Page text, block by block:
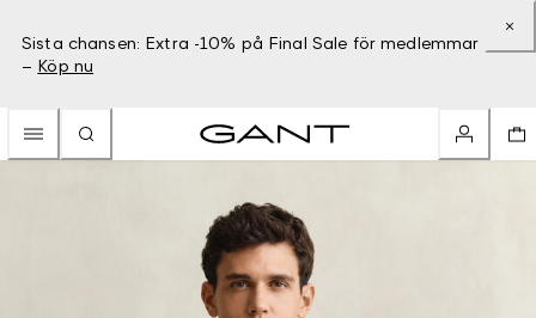
Sista chansen: Extra -10% på Final Sale för medlemmar
– Köp nu